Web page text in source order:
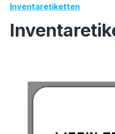
Inventaretiketten